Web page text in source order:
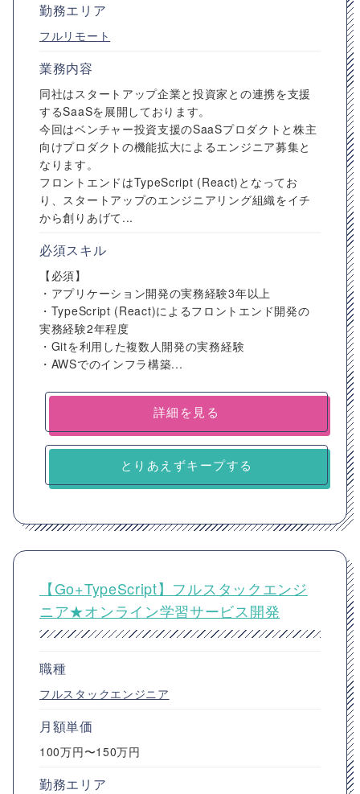
勤務エリア
フルリモート
業務内容
同社はスタートアップ企業と投資家との連携を支援
するSaaSを展開しております。
今回はベンチャー投資支援のSaaSプロダクトと株主
向けプロダクトの機能拡大によるエンジニア募集と
なります。
フロントエンドはTypeScript (React)となってお
り、スタートアップのエンジニアリング組織をイチ
から創りあげて...
必須スキル
【必須】
・アプリケーション開発の実務経験3年以上
・TypeScript (React)によるフロントエンド開発の
実務経験2年程度
・Gitを利用した複数人開発の実務経験
・AWSでのインフラ構築...
詳細を見る
とりあえずキープする
【Go+TypeScript】フルスタックエンジ
ニア★オンライン学習サービス開発
職種
フルスタックエンジニア
月額単価
100万円〜150万円
勤務エリア